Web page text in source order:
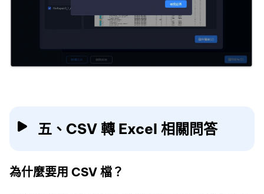
五、CSV 轉 Excel 相關問答
為什麼要用 CSV 檔？